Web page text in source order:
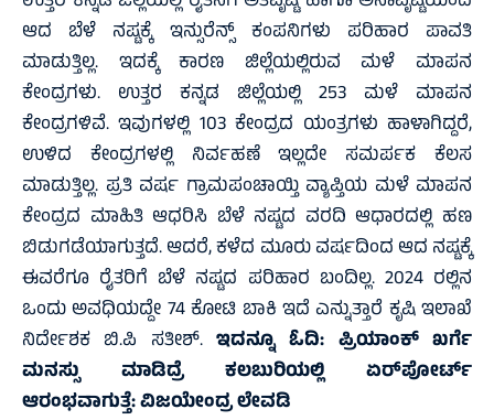
ಆದ ಬೆಳೆ ನಷ್ಟಕ್ಕೆ ಇನ್ಸುರೆನ್ಸ್ ಕಂಪನಿಗಳು ಪರಿಹಾರ ಪಾವತಿ
ಮಾಡುತ್ತಿಲ್ಲ. ಇದಕ್ಕೆ ಕಾರಣ ಜಿಲ್ಲೆಯಲ್ಲಿರುವ ಮಳೆ ಮಾಪನ
ಕೇಂದ್ರಗಳು. ಉತ್ತರ ಕನ್ನಡ ಜಿಲ್ಲೆಯಲ್ಲಿ 253 ಮಳೆ ಮಾಪನ
ಕೇಂದ್ರಗಳಿವೆ. ಇವುಗಳಲ್ಲಿ 103 ಕೇಂದ್ರದ ಯಂತ್ರಗಳು ಹಾಳಾಗಿದ್ದರೆ,
ಉಳಿದ ಕೇಂದ್ರಗಳಲ್ಲಿ ನಿರ್ವಹಣೆ ಇಲ್ಲದೇ ಸಮರ್ಪಕ ಕೆಲಸ
ಮಾಡುತ್ತಿಲ್ಲ. ಪ್ರತಿ ವರ್ಷ ಗ್ರಾಮಪಂಚಾಯ್ತಿ ವ್ಯಾಪ್ತಿಯ ಮಳೆ ಮಾಪನ
ಕೇಂದ್ರದ ಮಾಹಿತಿ ಆಧರಿಸಿ ಬೆಳೆ ನಷ್ಟದ ವರದಿ ಆಧಾರದಲ್ಲಿ ಹಣ
ಬಿಡುಗಡೆಯಾಗುತ್ತದೆ. ಆದರೆ, ಕಳೆದ ಮೂರು ವರ್ಷದಿಂದ ಆದ ನಷ್ಟಕ್ಕೆ
ಈವರೆಗೂ ರೈತರಿಗೆ ಬೆಳೆ ನಷ್ಟದ ಪರಿಹಾರ ಬಂದಿಲ್ಲ. 2024 ರಲ್ಲಿನ
ಒಂದು ಅವಧಿಯದ್ದೇ 74 ಕೋಟಿ ಬಾಕಿ ಇದೆ ಎನ್ನುತ್ತಾರೆ ಕೃಷಿ ಇಲಾಖೆ
ನಿರ್ದೇಶಕ ಬಿ.ಪಿ ಸತೀಶ್. ಇದನ್ನೂ ಓದಿ: ಪ್ರಿಯಾಂಕ್ ಖರ್ಗೆ
ಮನಸ್ಸು ಮಾಡಿದ್ರೆ ಕಲಬುರಿಯಲ್ಲಿ ಏರ್‌ಪೋರ್ಟ್
ಆರಂಭವಾಗುತ್ತೆ: ವಿಜಯೇಂದ್ರ ಲೇವಡಿ